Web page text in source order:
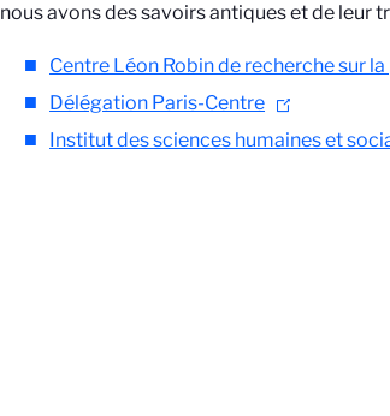
nous avons des savoirs antiques et de leur
Centre Léon Robin de recherche sur
Délégation Paris-Centre
Institut des sciences humaines et